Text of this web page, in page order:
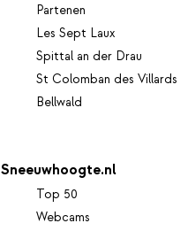
Partenen
Les Sept Laux
Spittal an der Drau
St Colomban des Villards
Bellwald
Sneeuwhoogte.nl
Top 50
Webcams